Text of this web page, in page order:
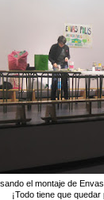
el montaje de
¡Todo tiene que quedar